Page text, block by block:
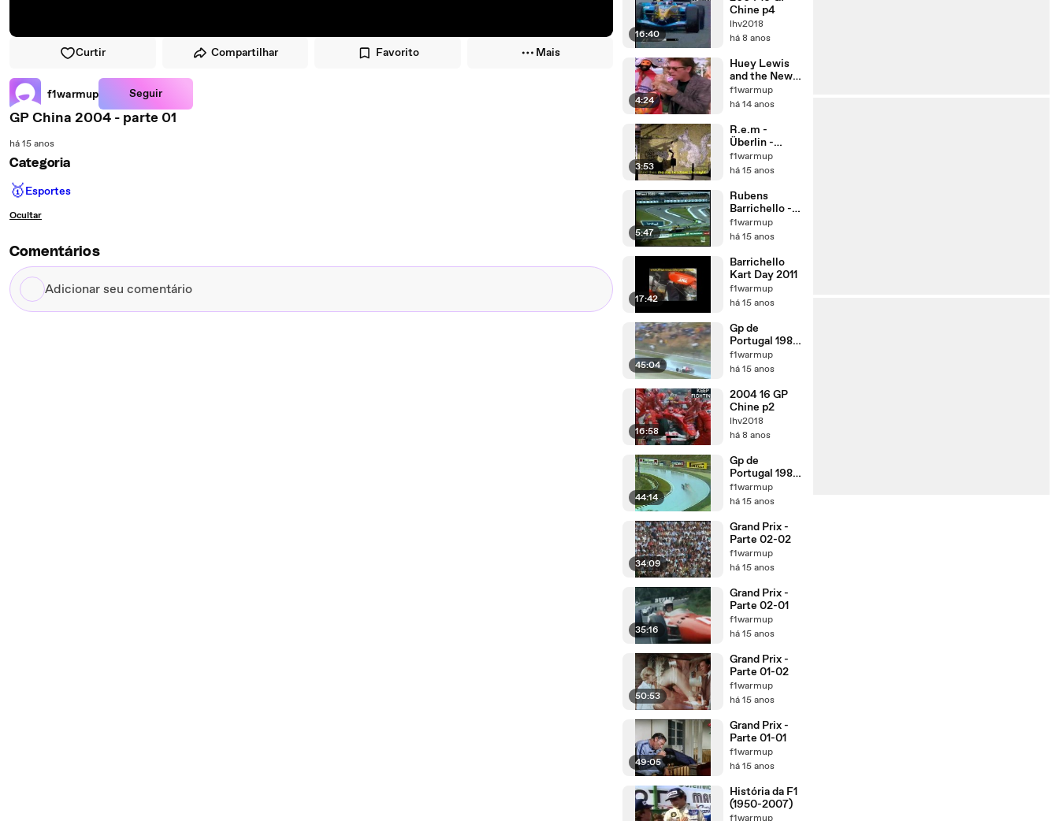
Curtir Compartilhar Favorito Mais
f1warmup Seguir
GP China 2004 - parte 01
há 15 anos
Categoria
🥇Esportes
Ocultar
Comentários
Adicionar
seu
16:40
Chine p4
lhv2018
há 8 anos
4:24
Huey Lewis
and the News
- Stuck with
you [PT-BR]
f1warmup
há 14 anos
3:53
R.e.m -
Überlin -
Legendas em
Inglês
f1warmup
há 15 anos
5:47
Rubens
Barrichello -
Ultrapassagen
s 2ª Parte
f1warmup
há 15 anos
17:42
Barrichello
Kart Day 2011
f1warmup
há 15 anos
45:04
Gp de
Portugal 1985
- Parte 01/03
f1warmup
há 15 anos
16:58
2004 16 GP
Chine p2
lhv2018
há 8 anos
44:14
Gp de
Portugal 1985
- Parte 03/03
f1warmup
há 15 anos
34:09
Grand Prix -
Parte 02-02
f1warmup
há 15 anos
35:16
Grand Prix -
Parte 02-01
f1warmup
há 15 anos
50:53
Grand Prix -
Parte 01-02
f1warmup
há 15 anos
49:05
Grand Prix -
Parte 01-01
f1warmup
há 15 anos
História da F1
(1950-2007)